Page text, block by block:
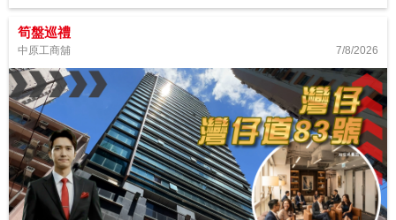
筍盤巡禮
中原工商舖 7/8/2026